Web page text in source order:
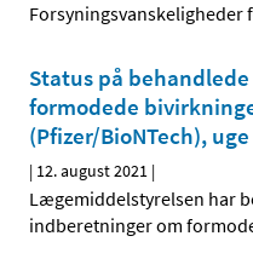
Forsyningsvanskeligheder
Status på
formodede
(Pfizer/BioNTech), uge
| 12. august 2021 |
Lægemiddelstyrelsen har
indberetninger om